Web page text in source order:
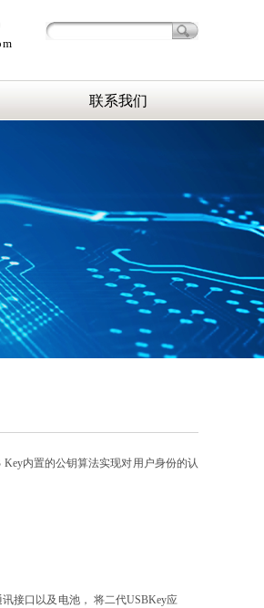
联系我们
内置的公钥算法实现对用户身份的认
接口以及电池， 将二代USBKey应